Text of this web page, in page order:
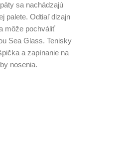
sa nachádzajú
palete. Odtiaľ dizajn
môže pochváliť
Sea Glass. Tenisky
a zapínanie na
nosenia.